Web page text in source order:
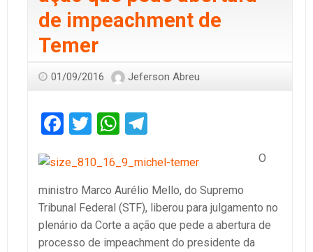
de impeachment de
Temer
01/09/2016 Jeferson Abreu
Facebook
TwitterWhatsApp
O
ministro Marco Aurélio Mello, do Supremo
Tribunal Federal (STF), liberou para julgamento no
plenário da Corte a ação que pede a abertura de
processo de impeachment do presidente da